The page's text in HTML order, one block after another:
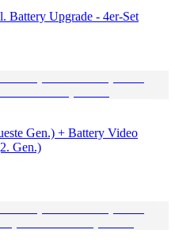
Upgrade - 4er-Set
Gen.) + Battery Video
Gen.)